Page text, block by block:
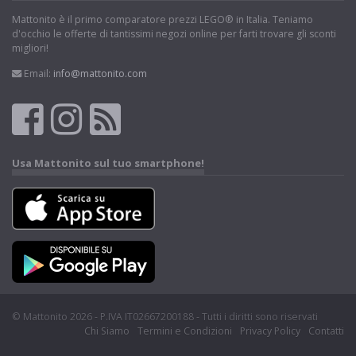
Mattonito è il primo comparatore prezzi LEGO® in Italia. Teniamo
d'occhio le offerte di tantissimi negozi online per farti trovare gli sconti
migliori!
Email: info@mattonito.com
Usa Mattonito sul tuo smartphone!
© Mattonito 2026 - P.IVA IT02667200188 - Tutti i diritti sono riservati
Chi Siamo
Termini e Condizioni Privacy Policy Contatti